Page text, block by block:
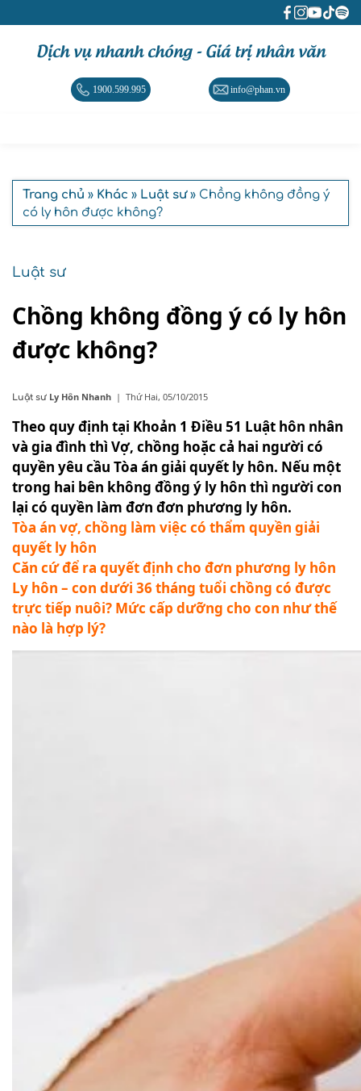
Dịch vụ nhanh chóng - Giá trị nhân văn
1900.599.995 info@phan.vn
Trang chủ » Khác » Luật sư» Chồng không đồng ý
có ly hôn được không?
Luật sư
Chồng không đồng ý có ly hôn
được không?
Luật sư Ly Hôn Nhanh | Thứ Hai, 05/10/2015
Theo quy định tại Khoản 1 Điều 51 Luật hôn nhân
và gia đình thì Vợ, chồng hoặc cả hai người có
quyền yêu cầu Tòa án giải quyết ly hôn. Nếu một
trong hai bên không đồng ý ly hôn thì người con
lại có quyền làm đơn đơn phương ly hôn.
Tòa án vợ, chồng làm việc có thẩm quyền giải
quyết ly hôn
Căn cứ để ra quyết định cho đơn phương ly hôn
Ly hôn – con dưới 36 tháng tuổi chồng có được
trực tiếp nuôi? Mức cấp dưỡng cho con như thế
nào là hợp lý?